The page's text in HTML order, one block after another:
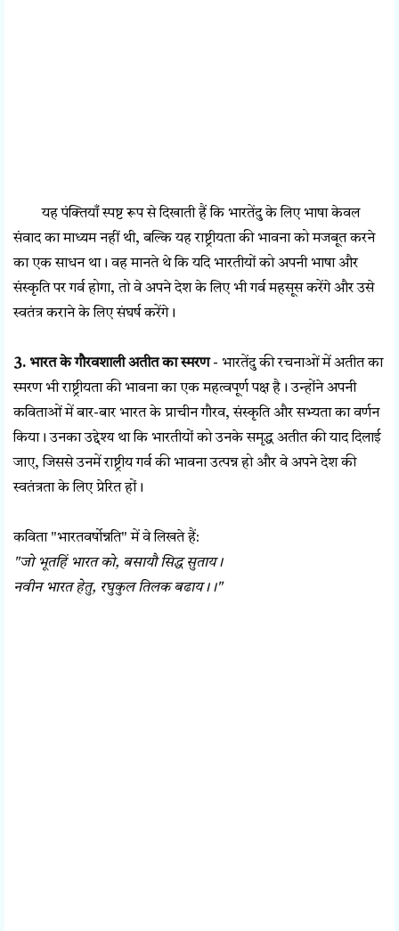
यह पंक्तियाँ स्पष्ट रूप से दिखाती हैं कि भारतेंदु के लिए भाषा केवल
संवाद का माध्यम नहीं थी, बल्कि यह राष्ट्रीयता की भावना को मजबूत करने
का एक साधन था। वह मानते थे कि यदि भारतीयों को अपनी भाषा और
संस्कृति पर गर्व होगा, तो वे अपने देश के लिए भी गर्व महसूस करेंगे और उसे
स्वतंत्र कराने के लिए संघर्ष करेंगे।
3. भारत के गौरवशाली अतीत का स्मरण - भारतेंदु की रचनाओं में अतीत का
स्मरण भी राष्ट्रीयता की भावना का एक महत्वपूर्ण पक्ष है। उन्होंने अपनी
कविताओं में बार-बार भारत के प्राचीन गौरव, संस्कृति और सभ्यता का वर्णन
किया। उनका उद्देश्य था कि भारतीयों को उनके समृद्ध अतीत की याद दिलाई
जाए, जिससे उनमें राष्ट्रीय गर्व की भावना उत्पन्न हो और वे अपने देश की
स्वतंत्रता के लिए प्रेरित हों।
कविता "भारतवर्षोन्नति" में वे लिखते हैं:
"जो भूतहिं भारत को, बसायौ सिद्ध सुताय।
नवीन भारत हेतु, रघुकुल तिलक बढाय।।"